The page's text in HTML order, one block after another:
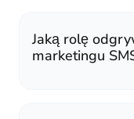
Jaką rolę
marketingu